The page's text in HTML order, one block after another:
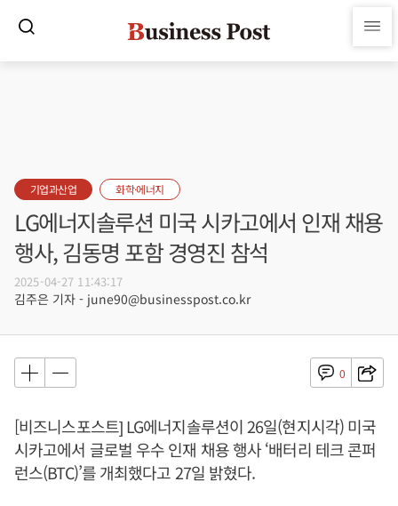
기업과산업 화학·에너지
LG에너지솔루션 미국 시카고에서 인재 채용
행사, 김동명 포함 경영진 참석
2025-04-27 11:43:17
김주은 기자 - june90@businesspost.co.kr
0
[비즈니스포스트] LG에너지솔루션이 26일(현지시각) 미국
시카고에서 글로벌 우수 인재 채용 행사 ‘배터리 테크 콘퍼
런스(BTC)’를 개최했다고 27일 밝혔다.